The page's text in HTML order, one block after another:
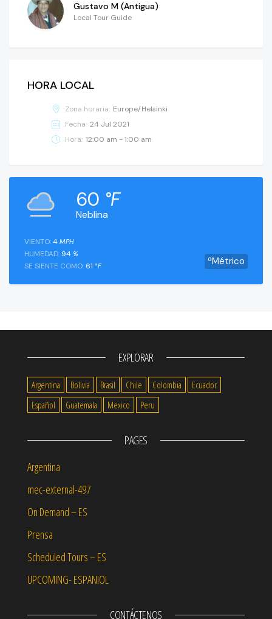
Gustavo M (Antigua)
Local Tour Guide
HORA LOCAL
Zona horaria: Europe/Helsinki
Fecha: 24 Jul 2021
Hora: 12:00 am - 1:00 am
Neblina
60 °F
ºMétrico
VIENTO:4 MPH
HUMEDAD: 94 %
SE SIENTE COMO: 61 °F
EXPLORAR
Argentina Bolivia Brasil Chile Colombia
Ecuador
Español
Guatemala Mexico Peru
PAGES
Argentina
mec-external-497
On Demand – ES
Prensa
Scheduled Tours – ES
UPCOMING- ESPANIOL
CONTÁCTENOS